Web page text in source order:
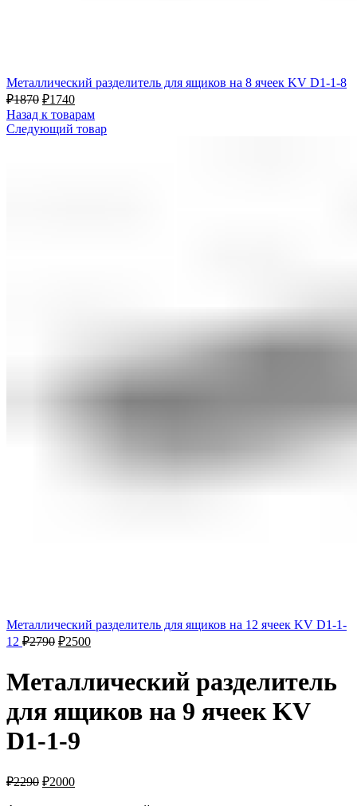
Металлический разделитель для ящиков на 8 ячеек KV D1-1-8
₽1870 ₽1740
Назад к товарам
Следующий товар
Металлический разделитель для ящиков на 12 ячеек KV D1-1-
12 ₽2790 ₽2500
Металлический разделитель
для ящиков на 9 ячеек KV
D1-1-9
₽2290 ₽2000